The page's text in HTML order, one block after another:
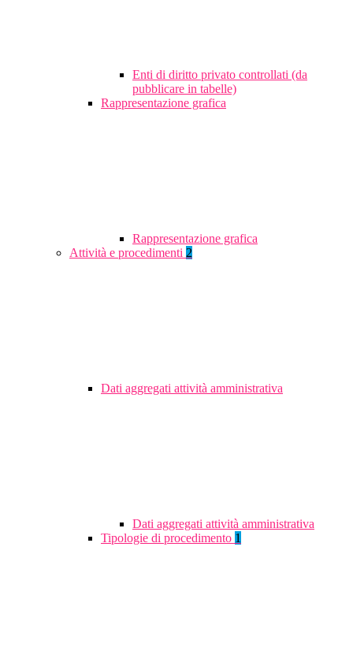
Enti di diritto privato controllati (da
pubblicare in tabelle)
Rappresentazione grafica
Rappresentazione grafica
Attività e procedimenti 2
Dati aggregati attività amministrativa
Dati aggregati attività amministrativa
Tipologie di procedimento 1